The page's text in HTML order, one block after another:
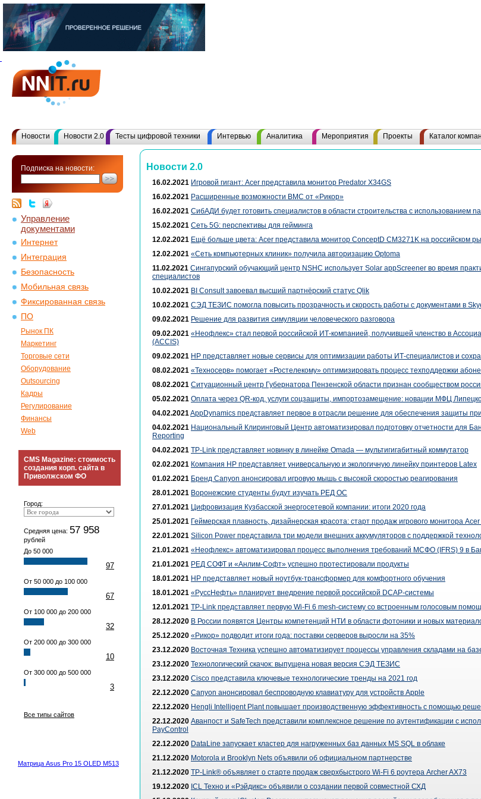
Новости Новости 2.0 Тесты цифровой техники Интервью Аналитика Мероприятия Проекты Каталог
Подписка на новости:
Управление
документами
Интернет
Интеграция
Безопасность
Мобильная связь
Фиксированная связь
ПО
Рынок ПК
Маркетинг
Торговые сети
Оборудование
Outsourcing
Кадры
Регулирование
Финансы
Web
CMS Magazine: стоимость
создания корп. сайта в
Приволжском ФО
Город:
Средняя цена: 57 958
рублей
До 50 000
97
От 50 000 до 100 000
67
От 100 000 до 200 000
32
От 200 000 до 300 000
10
От 300 000 до 500 000
3
Все типы сайтов
Матрица Asus Pro 15 OLED M513
Новости 2.0
16.02.2021 Игровой гигант: Acer представила монитор Predator X34GS
16.02.2021 Расширенные возможности BMC от «Рикор»
16.02.2021 СибАДИ будет готовить специалистов в области строительства с использованием
15.02.2021 Сеть 5G: перспективы для гейминга
12.02.2021 Ещё больше цвета: Acer представила монитор ConceptD CM3271K на российском
12.02.2021 «Сеть компьютерных клиник» получила авторизацию Optoma
11.02.2021 Сингапурский обучающий центр NSHC использует Solar appScreener во время
специалистов
10.02.2021 BI Consult завоевал высший партнёрский статус Qlik
10.02.2021 СЭД ТЕЗИС помогла повысить прозрачность и скорость работы с документами в
09.02.2021 Решение для развития симуляции человеческого разговора
09.02.2021 «Неофлекс» стал первой российской ИТ-компанией, получившей членство в
(ACCIS)
09.02.2021 HP представляет новые сервисы для оптимизации работы ИТ-специалистов и
08.02.2021 «Техносерв» помогает «Ростелекому» оптимизировать процесс техподдержки
08.02.2021 Ситуационный центр Губернатора Пензенской области признан сообществом
05.02.2021 Оплата через QR-код, услуги соцзащиты, импортозамещение: новации МФЦ
04.02.2021AppDynamics представляет первое в отрасли решение для обеспечения защиты
04.02.2021 Национальный Клиринговый Центр автоматизировал подготовку отчетности для
Reporting
04.02.2021 TP-Link представляет новинку в линейке Omada — мультигигабитный коммутатор
02.02.2021 Компания HP представляет универсальную и экологичную линейку принтеров Latex
01.02.2021 Бренд Canyon анонсировал игровую мышь с высокой скоростью реагирования
28.01.2021 Воронежские студенты будут изучать РЕД ОС
27.01.2021 Цифровизация Кузбасской энергосетевой компании: итоги 2020 года
25.01.2021 Геймерская плавность, дизайнерская красота: старт продаж игрового монитора
22.01.2021 Silicon Power представила три модели внешних аккумуляторов с поддержкой
21.01.2021 «Неофлекс» автоматизировал процесс выполнения требований МСФО (IFRS) 9 в
21.01.2021 РЕД СОФТ и «Анлим-Софт» успешно протестировали продукты
18.01.2021 HP представляет новый ноутбук-трансформер для комфортного обучения
18.01.2021 «РуссНефть» планирует внедрение первой российской DCAP-системы
12.01.2021 TP-Link представляет первую Wi-Fi 6 mesh-систему со встроенным голосовым
28.12.2020 В России появятся Центры компетенций НТИ в области фотоники и новых
25.12.2020 «Рикор» подводит итоги года: поставки серверов выросли на 35%
23.12.2020 Восточная Техника успешно автоматизирует процессы управления складами на
23.12.2020 Технологический скачок: выпущена новая версия СЭД ТЕЗИС
23.12.2020 Cisco представила ключевые технологические тренды на 2021 год
22.12.2020 Canyon анонсировал беспроводную клавиатуру для устройств Apple
22.12.2020 Hengli Intelligent Plant повышает производственную эффективность с помощью
22.12.2020 Аванпост и SafeTech представили комплексное решение по аутентификации с
PayControl
22.12.2020 DataLine запускает кластер для нагруженных баз данных MS SQL в облаке
21.12.2020 Motorola и Brooklyn Nets объявили об официальном партнерстве
21.12.2020 TP-Link® объявляет о старте продаж сверхбыстрого Wi-Fi 6 роутера Archer AX73
19.12.2020 ICL Техно и «Рэйдикс» объявили о создании первой совместной СХД